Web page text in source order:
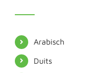
Arabisch
Duits